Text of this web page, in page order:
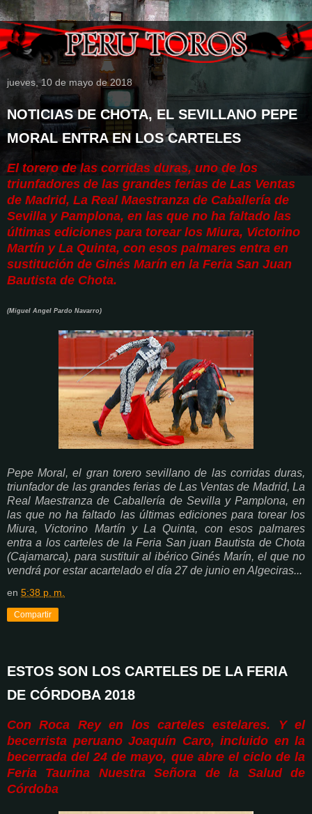
jueves, 10 de mayo de 2018
NOTICIAS DE CHOTA, EL SEVILLANO PEPE
MORAL ENTRA EN LOS CARTELES
El torero de las corridas duras, uno de los
triunfadores de las grandes ferias de Las Ventas
de Madrid, La Real Maestranza de Caballería de
Sevilla y Pamplona, en las que no ha faltado las
últimas ediciones para torear los Miura, Victorino
Martín y La Quinta, con esos palmares entra en
sustitución de Ginés Marín en la Feria San Juan
Bautista de Chota.
(Miguel Angel Pardo Navarro)
Pepe Moral, el gran torero sevillanode las corridas duras,
triunfador de las grandes ferias de Las Ventas de Madrid, La
Real Maestranza de Caballería de Sevilla y Pamplona, en
las que no ha faltado las últimas ediciones para torear los
Miura, Victorino Martín y La Quinta, con esos palmares
entraa los carteles de la Feria San juan Bautista de Chota
(Cajamarca), para sustituir al ibérico Ginés Marín, el que no
vendrá por estar acartelado el día 27 de junio en Algeciras...
en 5:38 p. m.
Compartir
ESTOS SON LOS CARTELES DE LA FERIA
DE CÓRDOBA 2018
Con Roca Rey en los carteles estelares. Y el
becerrista peruano Joaquín Caro, incluido en la
becerrada del 24 de mayo, que abre el ciclo de la
Feria Taurina Nuestra Señora de la Salud de
Córdoba